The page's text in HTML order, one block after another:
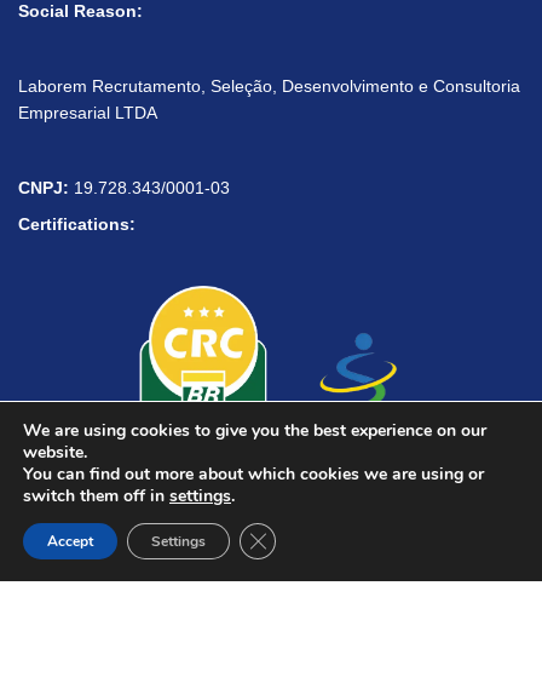
Social Reason:
Laborem Recrutamento, Seleção, Desenvolvimento e Consultoria
Empresarial LTDA
CNPJ: 19.728.343/0001-03
Certifications:
We are using cookies to give you the best experience on our
website.
You can find out more about which cookies we are using or
switch them off in settings.
Accept Settings Close GDPR Cookie Banner
Need help?